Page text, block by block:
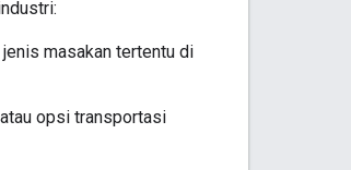
masakan tertentu di
opsi transportasi